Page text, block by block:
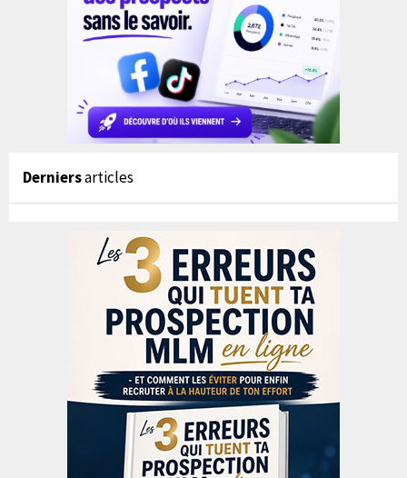
Derniersarticles